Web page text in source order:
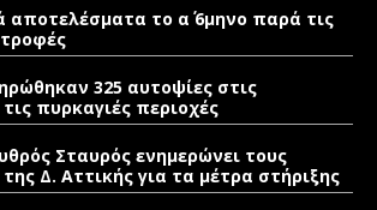
αποτελέσματα το α΄ 6μηνο παρά τις
325 αυτοψίες στις
πυρκαγιές περιοχές
Σταυρός ενημερώνει τους
Δ. Αττικής για τα μέτρα στήριξης